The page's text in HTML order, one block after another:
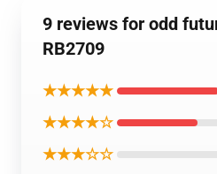
9 reviews for odd
RB2709
★★★★★
★★★★☆
★★★☆☆